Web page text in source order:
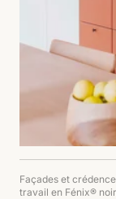
Façades et
travail en Fénix®